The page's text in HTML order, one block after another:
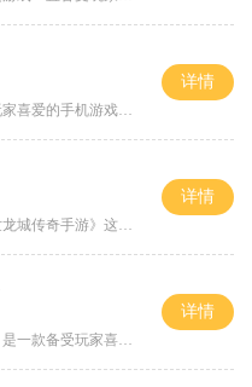
传奇打金服手游是一款备受玩家喜爱的手机游戏，它不仅带来了经典的传奇游戏体验，还可以通过游戏中的打金操作赚取真实现金。这款游戏的独特之处在于其创新的可提现机制，玩家
详情
在游戏世界中，少有像《傲世龙城传奇手游》这样的游戏能够将玩家带回传奇时代。这款经典2D游戏具备引人入胜的角色扮演元素，以万人在线、玩家互动为特点。玩家可以通过地图传送
详情
《三端互通传奇手游单职业》是一款备受玩家喜爱的传奇类手游，其独特的游戏方式和三端互通的特点使得它脱颖而出。本文将重点介绍该游戏的具体玩法和令人着迷的特点。让我们来
详情